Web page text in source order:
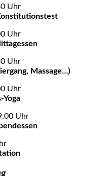
Uhr
Uhr
Uhr
Massage…)
Uhr
Yoga
Uhr